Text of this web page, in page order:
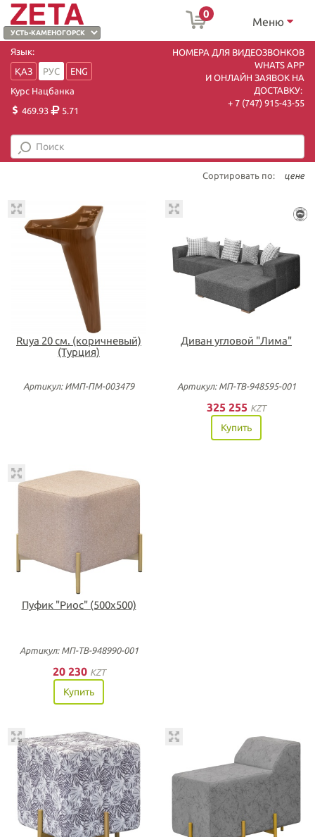
0
Меню
Язык:
ҚАЗ
РУС
ENG
Курс Нацбанка
469.93
5.71
НОМЕРА ДЛЯ ВИДЕОЗВОНКОВ
WHATS APP
И ОНЛАЙН ЗАЯВОК НА
ДОСТАВКУ:
+ 7 (747) 915-43-55
Сортировать по: цене
Ruya 20 см. (коричневый)
(Турция)
Артикул: ИМП-ПМ-003479
Диван угловой "Лима"
Артикул: МП-ТВ-948595-001
325 255 KZT
Купить
Пуфик "Риос" (500х500)
Артикул: МП-ТВ-948990-001
20 230 KZT
Купить